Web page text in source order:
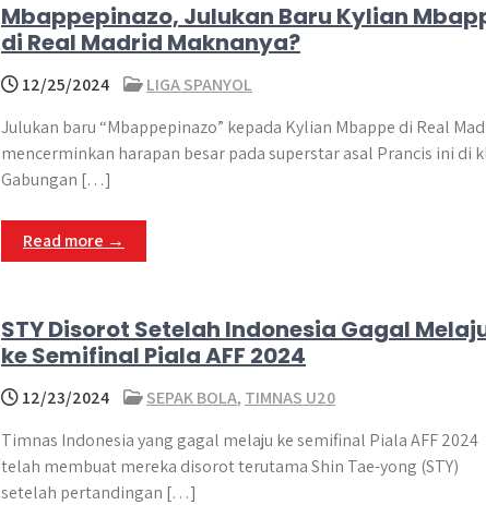
Mbappepinazo, Julukan Baru Kylian
di Real Madrid Maknanya?
12/25/2024
LIGA SPANYOL
Julukan baru “Mbappepinazo” kepada Kylian Mbappe di Real
mencerminkan harapan besar pada superstar asal Prancis ini di
Gabungan […]
Read more →
STY Disorot Setelah Indonesia Gagal
ke Semifinal Piala AFF 2024
12/23/2024 SEPAK BOLA, TIMNAS U20
Timnas Indonesia yang gagal melaju ke semifinal Piala AFF 2024
telah membuat mereka disorot terutama Shin Tae-yong (STY)
setelah pertandingan […]